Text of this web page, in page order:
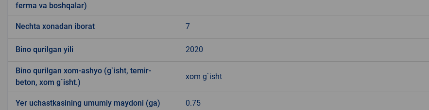
ferma va boshqalar)
Nechta xonadan iborat 7
Bino qurilgan yili 2020
Bino qurilgan xom-ashyo (g`isht, temir-
beton, xom g`isht.)
xom g`isht
Yer uchastkasining umumiy maydoni (ga) 0.75